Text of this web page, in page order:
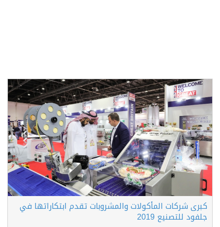
كبرى شركات المأكولات والمشروبات تقدم ابتكاراتها في
جلفود للتصنيع 2019